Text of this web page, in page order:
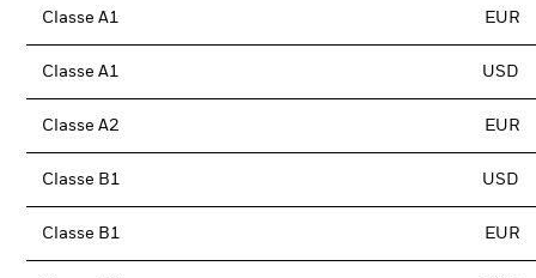
Classe A1 EUR
Classe A1 USD
Classe A2 EUR
Classe B1 USD
Classe B1 EUR